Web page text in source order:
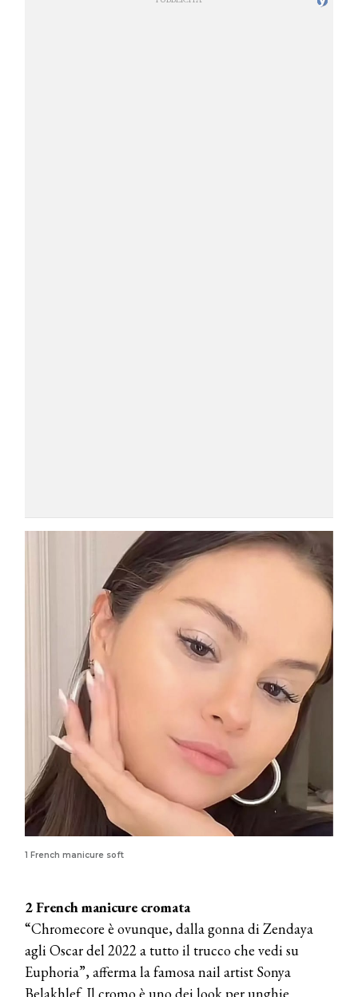
1 French manicure soft
2 French manicure cromata
“Chromecore è ovunque, dalla gonna di Zendaya
agli Oscar del 2022 a tutto il trucco che vedi su
Euphoria”, afferma la famosa nail artist Sonya